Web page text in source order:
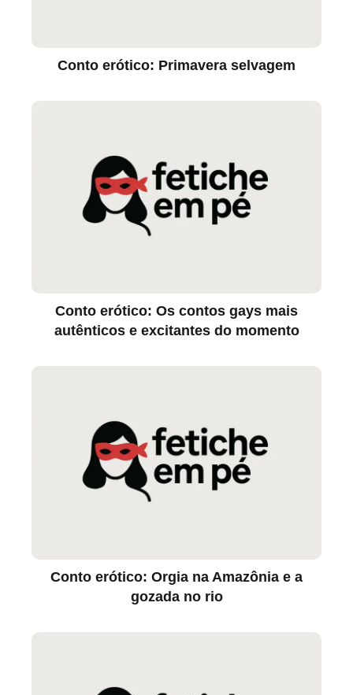
Conto erótico: Primavera selvagem
Conto erótico: Os contos gays mais
autênticos e excitantes do momento
Conto erótico: Orgia na Amazônia e a
gozada no rio